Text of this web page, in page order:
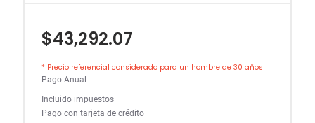
$43,292.07
* Precio referencial considerado para un hombre de 30 años
Pago Anual
Incluido impuestos
Pago con tarjeta de crédito